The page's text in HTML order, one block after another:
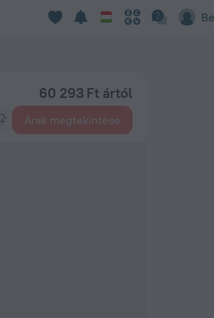
60 293 Ft ártól
Árak megtekintése